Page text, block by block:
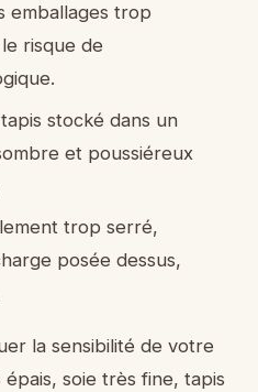
emballages trop
risque de
stocké dans un
et poussiéreux
trop serré,
posée dessus,
la sensibilité de votre
soie très fine, tapis